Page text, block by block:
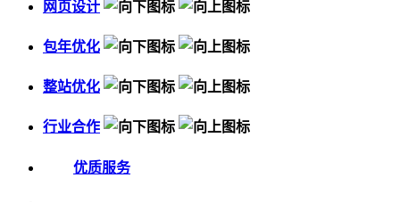
网页设计
包年优化
整站优化
行业合作
优质服务